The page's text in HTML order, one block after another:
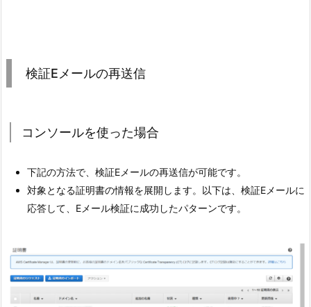
検証Eメールの再送信
コンソールを使った場合
下記の方法で、検証Eメールの再送信が可能です。
対象となる証明書の情報を展開します。以下は、検証Eメールに
応答して、Eメール検証に成功したパターンです。